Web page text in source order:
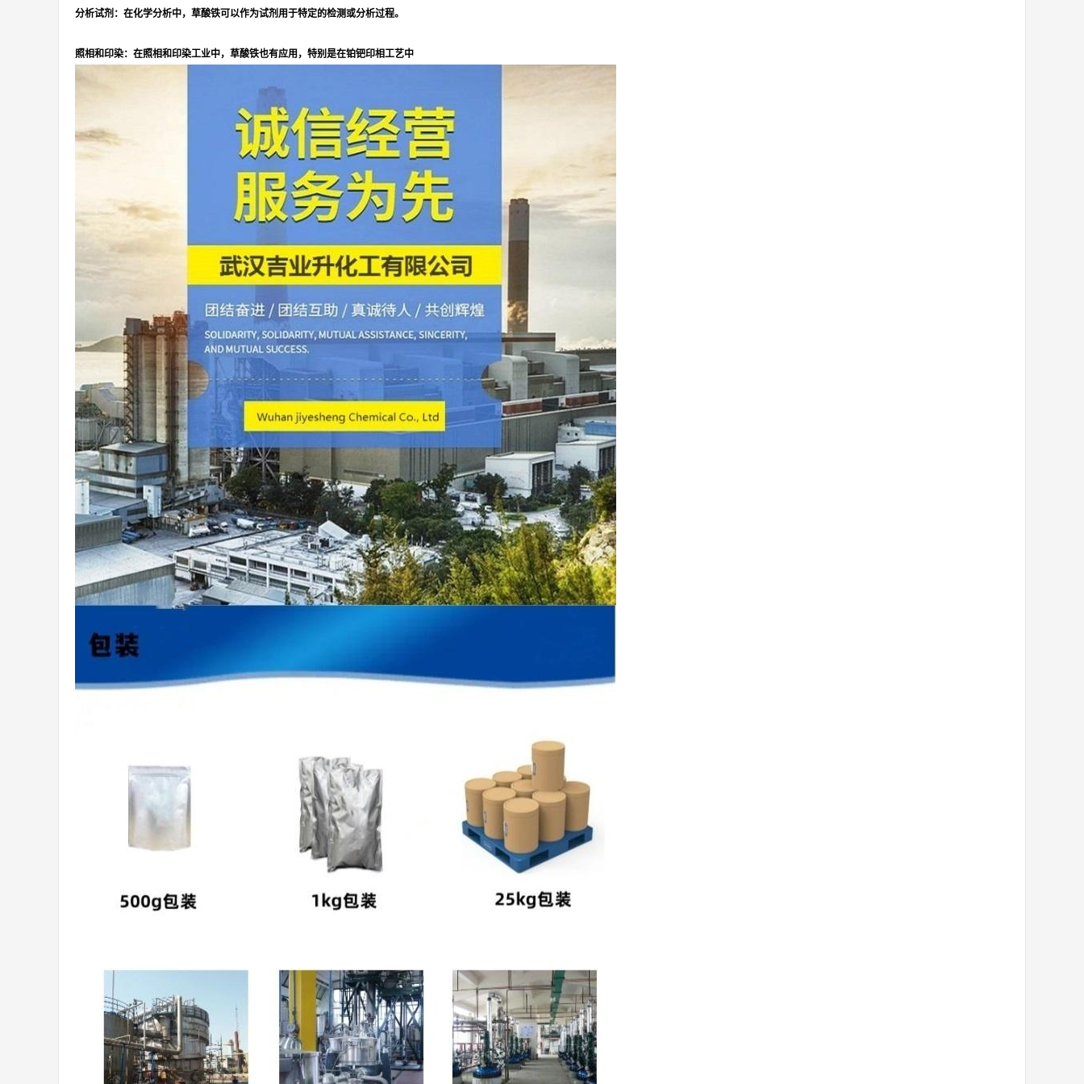
分析试剂：在化学分析中，草酸铁可以作为试剂用于特定的检测或分析过程。
照相和印染：在照相和印染工业中，草酸铁也有应用，特别是在铂钯印相工艺中